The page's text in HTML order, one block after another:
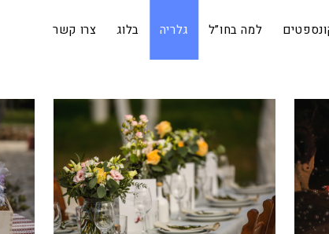
למה בחו”ל גלריה בלוג צרו קשר